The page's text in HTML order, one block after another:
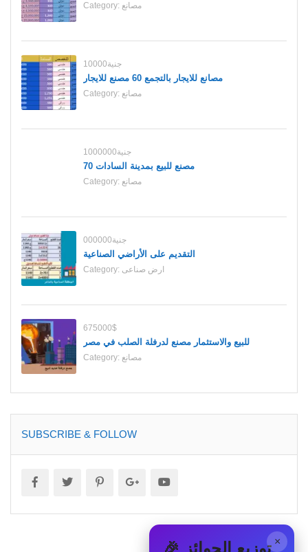
Category: مصانع
10000جنية
مصانع للايجار بالتجمع 60 مصنع للايجار
Category: مصانع
1000000جنية
70 مصنع للبيع بمدينة السادات
Category: مصانع
000000جنية
التقديم على الأراضي الصناعية
Category: ارض صناعى
675000$
للبيع والاستثمار مصنع لدرفلة الصلب في مصر
Category: مصانع
SUBSCRIBE & FOLLOW
× 🎉 توزيع الجوائز